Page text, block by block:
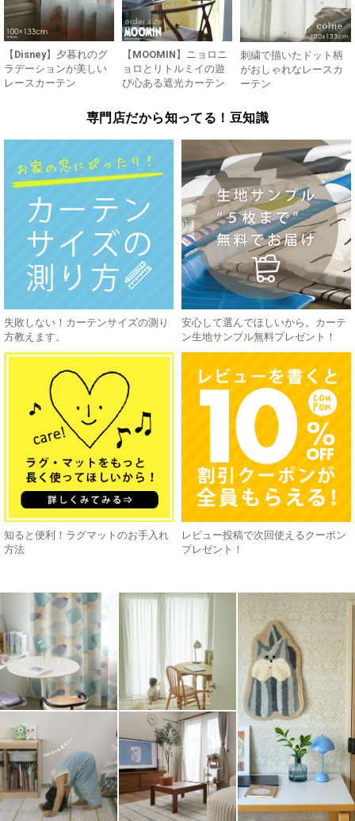
【Disney】夕暮れのグ
ラデーションが美しい
レースカーテン
【MOOMIN】ニョロニ
ョロとリトルミイの遊
び心ある遮光カーテン
刺繍で描いたドット柄
がおしゃれなレースカ
ーテン
専門店だから知ってる！豆知識
失敗しない！カーテンサイズの測り
方教えます。
安心して選んでほしいから。カーテ
ン生地サンプル無料プレゼント！
知ると便利！ラグマットのお手入れ
方法
レビュー投稿で次回使えるクーポン
プレゼント！